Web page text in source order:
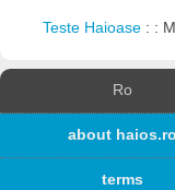
Teste Haioase : :
Ro
about haios.ro
terms